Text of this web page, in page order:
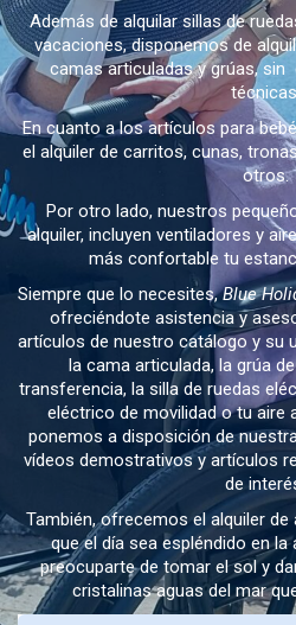
Además de alquilar sillas de
vacaciones, disponemos de
camas articuladas y grúas, sin
En cuanto a los artículos para
el alquiler de carritos, cunas,
otros.
Por otro lado, nuestros
alquiler, incluyen ventiladores y
más confortable tu
Siempre que lo necesites,Blue
ofreciéndote asistencia y
artículos de nuestro catálogo y su
la cama articulada, la grúa
transferencia, la silla de ruedas
eléctrico de movilidad o tu aire
ponemos a disposición de
vídeos demostrativos y artículos
de
También, ofrecemos el alquiler de
que el día sea espléndido en
preocuparte de tomar el sol y
cristalinas aguas del mar